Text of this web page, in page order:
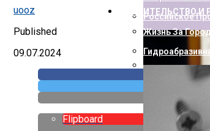
Как
Российское
СТРОИТЕЛЬСТВО И
Жизнь За
uooz
Published
09.07.2024
Flipboard